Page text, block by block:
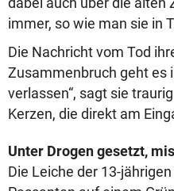
immer, so wie man sie in
Die Nachricht vom Tod
Zusammenbruch geht es
verlassen“, sagt sie
Kerzen, die direkt am
Unter Drogen gesetzt,
Die Leiche der 13-